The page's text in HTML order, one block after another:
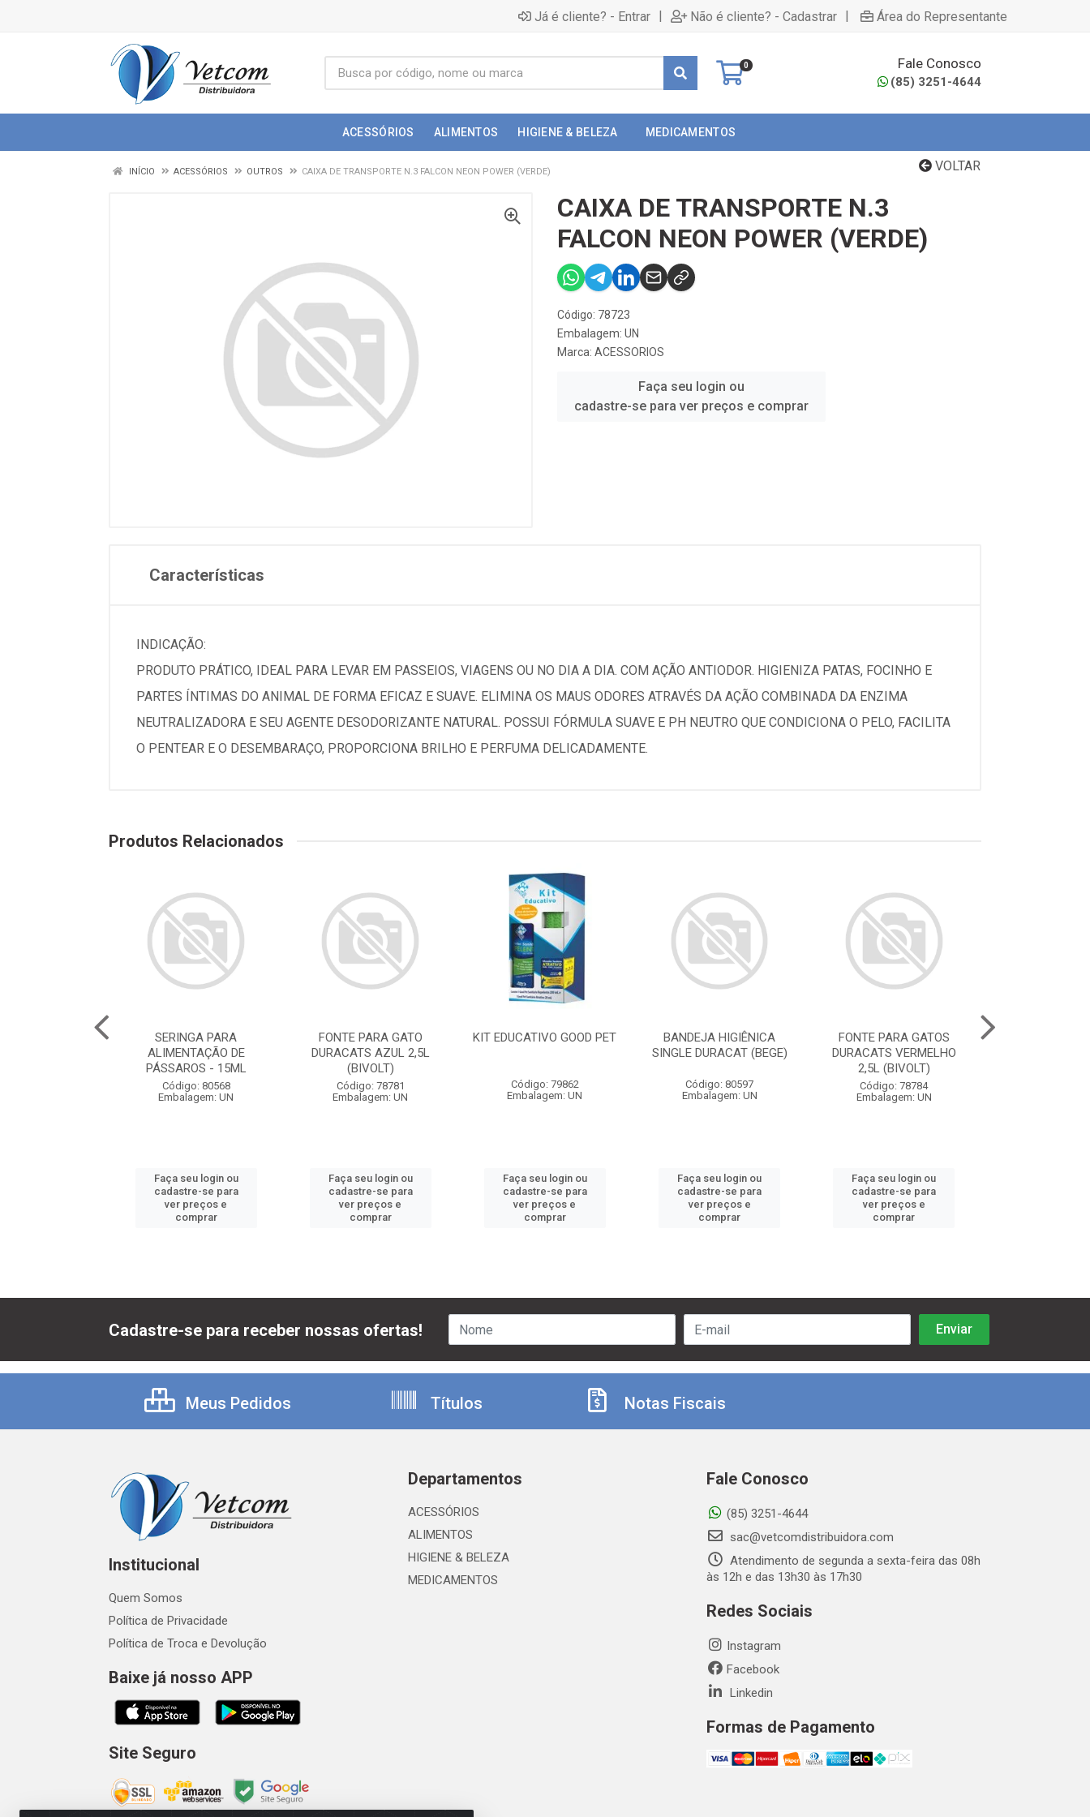
Já é cliente? - Entrar | Não é cliente? - Cadastrar | Área do Representante
0 Fale Conosco
(85) 3251-4644
ACESSÓRIOS ALIMENTOS HIGIENE & BELEZA MEDICAMENTOS
VOLTAR
INÍCIO ACESSÓRIOS OUTROS CAIXA DE TRANSPORTE N.3 FALCON NEON POWER (VERDE)
CAIXA DE TRANSPORTE N.3
FALCON NEON POWER (VERDE)
Código: 78723
Embalagem: UN
Marca: ACESSORIOS
Faça seu login ou
cadastre-se para ver preços e comprar
Características
INDICAÇÃO:
PRODUTO PRÁTICO, IDEAL PARA LEVAR EM PASSEIOS, VIAGENS OU NO DIA A DIA. COM AÇÃO ANTIODOR. HIGIENIZA PATAS, FOCINHO E
PARTES ÍNTIMAS DO ANIMAL DE FORMA EFICAZ E SUAVE. ELIMINA OS MAUS ODORES ATRAVÉS DA AÇÃO COMBINADA DA ENZIMA
NEUTRALIZADORA E SEU AGENTE DESODORIZANTE NATURAL. POSSUI FÓRMULA SUAVE E PH NEUTRO QUE CONDICIONA O PELO, FACILITA
O PENTEAR E O DESEMBARAÇO, PROPORCIONA BRILHO E PERFUMA DELICADAMENTE.
Produtos Relacionados
SERINGA PARA
ALIMENTAÇÃO DE
PÁSSAROS - 15ML
Código: 80568
Embalagem: UN
Faça seu login ou
cadastre-se para
ver preços e
comprar
FONTE PARA GATO
DURACATS AZUL 2,5L
(BIVOLT)
Código: 78781
Embalagem: UN
Faça seu login ou
cadastre-se para
ver preços e
comprar
KIT EDUCATIVO GOOD PET
Código: 79862
Embalagem: UN
Faça seu login ou
cadastre-se para
ver preços e
comprar
BANDEJA HIGIÊNICA
SINGLE DURACAT (BEGE)
Código: 80597
Embalagem: UN
Faça seu login ou
cadastre-se para
ver preços e
comprar
FONTE PARA GATOS
DURACATS VERMELHO
2,5L (BIVOLT)
Código: 78784
Embalagem: UN
Faça seu login ou
cadastre-se para
ver preços e
comprar
Cadastre-se para receber nossas ofertas!
Meus Pedidos Títulos Notas Fiscais
Institucional
Quem Somos
Política de Privacidade
Política de Troca e Devolução
Baixe já nosso APP
Site Seguro
Departamentos
ACESSÓRIOS
ALIMENTOS
HIGIENE & BELEZA
MEDICAMENTOS
Fale Conosco
(85) 3251-4644
sac@vetcomdistribuidora.com
Atendimento de segunda a sexta-feira das 08h
às 12h e das 13h30 às 17h30
Redes Sociais
Instagram
Facebook
Linkedin
Formas de Pagamento